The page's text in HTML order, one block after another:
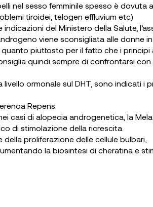
nel sesso femminile spesso è dovuta
tiroidei, telogen effluvium etc)
del Ministero della Salute,
viene sconsigliata alle donne
piuttosto per il fatto che i principi
quindi sempre di confrontarsi con
ormonale sul DHT, sono indicati i
Repens.
casi di alopecia androgenetica, la
di stimolazione della ricrescita.
proliferazione delle cellule bulbari,
la biosintesi di cheratina e